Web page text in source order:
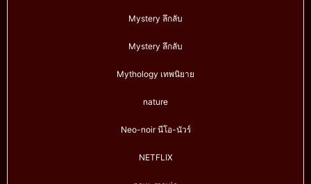
Mystery ลึกลับ
Mystery ลึกลับ
Mythology เทพนิยาย
nature
Neo-noir นีโอ-นัวร์
NETFLIX